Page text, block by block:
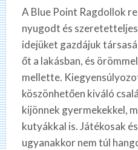
A Blue Point Ragdollok
nyugodt és
idejüket gazdájuk
őt a lakásban, és
mellette.
köszönhetően kiváló
kijönnek gyermekekkel,
kutyákkal is. Játékosak
ugyanakkor nem túl